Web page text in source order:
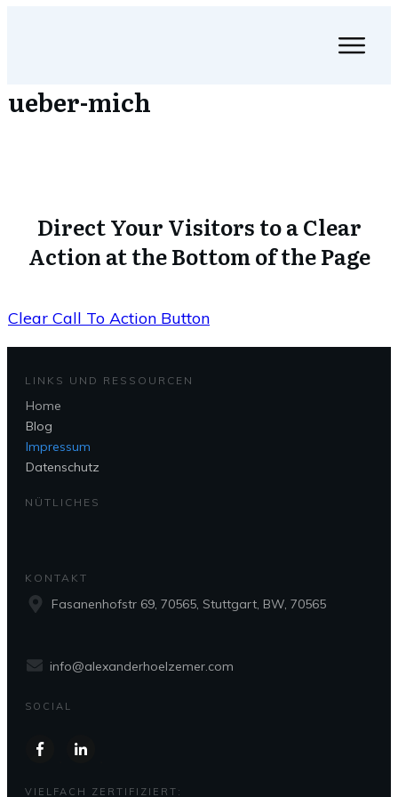
ueber-mich
Direct Your Visitors to a Clear
Action at the Bottom of the Page
Clear Call To Action Button
LINKS UND RESSOURCEN
Home
Blog
Impressum
Datenschutz
NÜTLICHES
KONTAKT
Fasanenhofstr 69, 70565, Stuttgart, BW, 70565
info@alexanderhoelzemer.com
SOCIAL
VIELFACH ZERTIFIZIERT: